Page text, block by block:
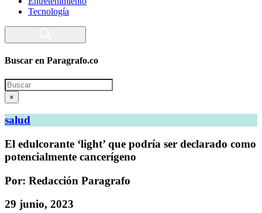
Tecnología
Buscar en Paragrafo.co
Search
×
salud
El edulcorante ‘light’ que podría ser declarado como
potencialmente cancerígeno
Por: Redacción Paragrafo
29 junio, 2023